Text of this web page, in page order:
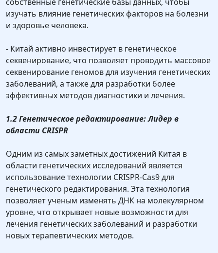
изучать влияние генетических факторов на болезни
и здоровье человека.
- Китай активно инвестирует в генетическое
секвенирование, что позволяет проводить массовое
секвенирование геномов для изучения генетических
заболеваний, а также для разработки более
эффективных методов диагностики и лечения.
1.2 Генетическое редактирование: Лидер в
области CRISPR
Одним из самых заметных достижений Китая в
области генетических исследований является
использование технологии CRISPR-Cas9 для
генетического редактирования. Эта технология
позволяет ученым изменять ДНК на молекулярном
уровне, что открывает новые возможности для
лечения генетических заболеваний и разработки
новых терапевтических методов.